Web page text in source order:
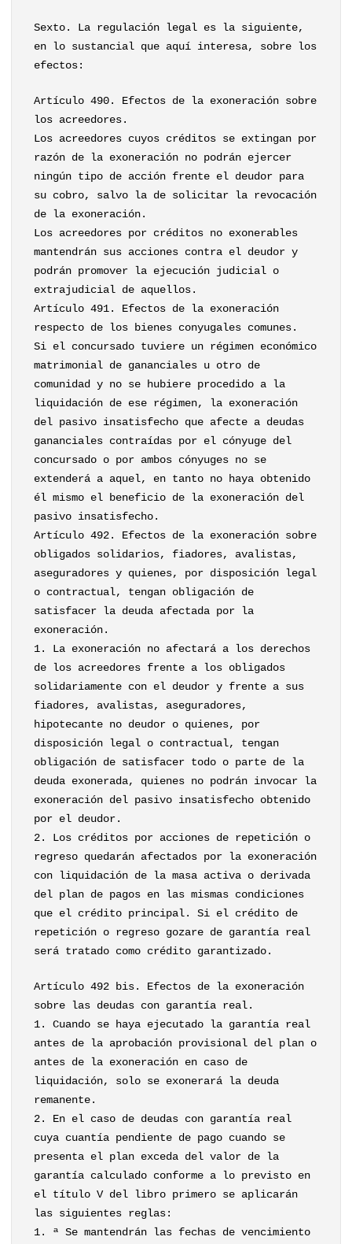
Sexto. La regulación legal es la siguiente,
en lo sustancial que aquí interesa, sobre los
efectos:
Artículo 490. Efectos de la exoneración sobre
los acreedores.
Los acreedores cuyos créditos se extingan por
razón de la exoneración no podrán ejercer
ningún tipo de acción frente el deudor para
su cobro, salvo la de solicitar la revocación
de la exoneración.
Los acreedores por créditos no exonerables
mantendrán sus acciones contra el deudor y
podrán promover la ejecución judicial o
extrajudicial de aquellos.
Artículo 491. Efectos de la exoneración
respecto de los bienes conyugales comunes.
Si el concursado tuviere un régimen económico
matrimonial de gananciales u otro de
comunidad y no se hubiere procedido a la
liquidación de ese régimen, la exoneración
del pasivo insatisfecho que afecte a deudas
gananciales contraídas por el cónyuge del
concursado o por ambos cónyuges no se
extenderá a aquel, en tanto no haya obtenido
él mismo el beneficio de la exoneración del
pasivo insatisfecho.
Artículo 492. Efectos de la exoneración sobre
obligados solidarios, fiadores, avalistas,
aseguradores y quienes, por disposición legal
o contractual, tengan obligación de
satisfacer la deuda afectada por la
exoneración.
1. La exoneración no afectará a los derechos
de los acreedores frente a los obligados
solidariamente con el deudor y frente a sus
fiadores, avalistas, aseguradores,
hipotecante no deudor o quienes, por
disposición legal o contractual, tengan
obligación de satisfacer todo o parte de la
deuda exonerada, quienes no podrán invocar la
exoneración del pasivo insatisfecho obtenido
por el deudor.
2. Los créditos por acciones de repetición o
regreso quedarán afectados por la exoneración
con liquidación de la masa activa o derivada
del plan de pagos en las mismas condiciones
que el crédito principal. Si el crédito de
repetición o regreso gozare de garantía real
será tratado como crédito garantizado.
Artículo 492 bis. Efectos de la exoneración
sobre las deudas con garantía real.
1. Cuando se haya ejecutado la garantía real
antes de la aprobación provisional del plan o
antes de la exoneración en caso de
liquidación, solo se exonerará la deuda
remanente.
2. En el caso de deudas con garantía real
cuya cuantía pendiente de pago cuando se
presenta el plan exceda del valor de la
garantía calculado conforme a lo previsto en
el título V del libro primero se aplicarán
las siguientes reglas:
1. ª Se mantendrán las fechas de vencimiento